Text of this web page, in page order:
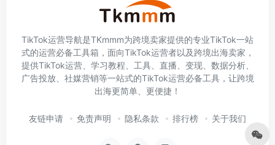
TikTok运营导航是TKmmm为跨境卖家提供的专业TikTok一站
式的运营必备工具箱，面向TikTok运营者以及跨境出海卖家，
提供TikTok运营、学习教程、工具、直播、变现、数据分析、
广告投放、社媒营销等一站式的TikTok运营必备工具，让跨境
出海更简单、更便捷！
友链申请 免责声明 隐私条款 排行榜 关于我们